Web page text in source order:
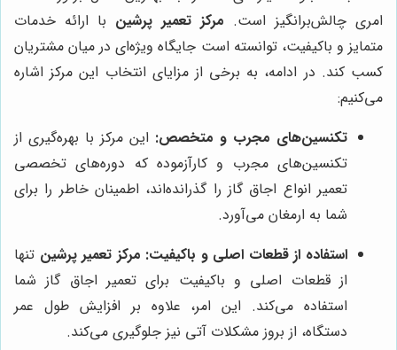
امری چالش‌برانگیز است. مرکز تعمیر پرشین با ارائه خدمات
متمایز و باکیفیت، توانسته است جایگاه ویژه‌ای در میان مشتریان
کسب کند. در ادامه، به برخی از مزایای انتخاب این مرکز اشاره
می‌کنیم:
تکنسین‌های مجرب و متخصص: این مرکز با بهره‌گیری از
تکنسین‌های مجرب و کارآزموده که دوره‌های تخصصی
تعمیر انواع اجاق گاز را گذرانده‌اند، اطمینان خاطر را برای
شما به ارمغان می‌آورد.
استفاده از قطعات اصلی و باکیفیت: مرکز تعمیر پرشین تنها
از قطعات اصلی و باکیفیت برای تعمیر اجاق گاز شما
استفاده می‌کند. این امر، علاوه بر افزایش طول عمر
دستگاه، از بروز مشکلات آتی نیز جلوگیری می‌کند.